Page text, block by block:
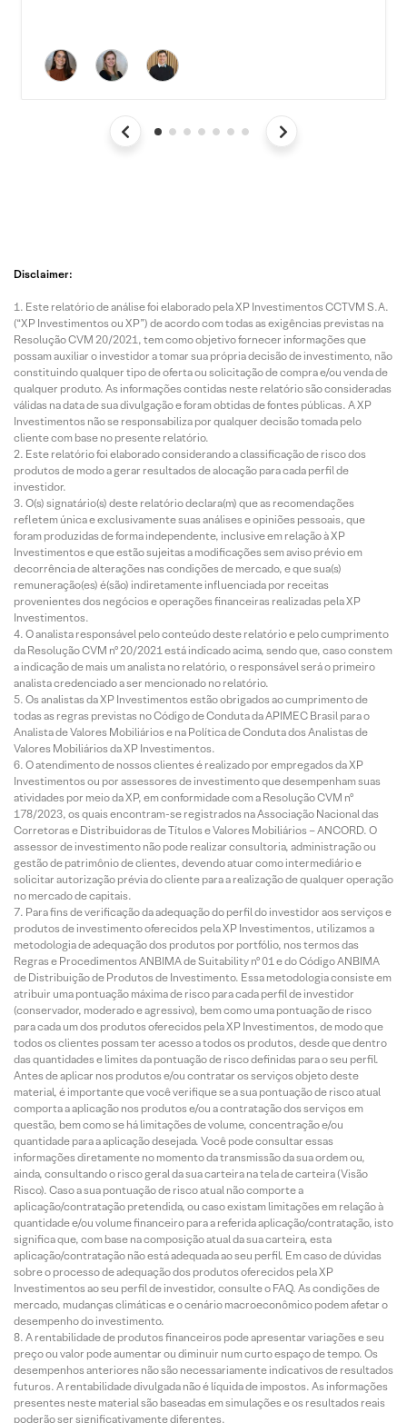
Disclaimer:
Este relatório de análise foi elaborado pela XP Investimentos CCTVM S.A.
(“XP Investimentos ou XP”) de acordo com todas as exigências previstas na
Resolução CVM 20/2021, tem como objetivo fornecer informações que
possam auxiliar o investidor a tomar sua própria decisão de investimento, não
constituindo qualquer tipo de oferta ou solicitação de compra e/ou venda de
qualquer produto. As informações contidas neste relatório são consideradas
válidas na data de sua divulgação e foram obtidas de fontes públicas. A XP
Investimentos não se responsabiliza por qualquer decisão tomada pelo
cliente com base no presente relatório.
Este relatório foi elaborado considerando a classificação de risco dos
produtos de modo a gerar resultados de alocação para cada perfil de
investidor.
O(s) signatário(s) deste relatório declara(m) que as recomendações
refletem única e exclusivamente suas análises e opiniões pessoais, que
foram produzidas de forma independente, inclusive em relação à XP
Investimentos e que estão sujeitas a modificações sem aviso prévio em
decorrência de alterações nas condições de mercado, e que sua(s)
remuneração(es) é(são) indiretamente influenciada por receitas
provenientes dos negócios e operações financeiras realizadas pela XP
Investimentos.
O analista responsável pelo conteúdo deste relatório e pelo cumprimento
da Resolução CVM nº 20/2021 está indicado acima, sendo que, caso constem
a indicação de mais um analista no relatório, o responsável será o primeiro
analista credenciado a ser mencionado no relatório.
Os analistas da XP Investimentos estão obrigados ao cumprimento de
todas as regras previstas no Código de Conduta da APIMEC Brasil para o
Analista de Valores Mobiliários e na Política de Conduta dos Analistas de
Valores Mobiliários da XP Investimentos.
O atendimento de nossos clientes é realizado por empregados da XP
Investimentos ou por assessores de investimento que desempenham suas
atividades por meio da XP, em conformidade com a Resolução CVM nº
178/2023, os quais encontram-se registrados na Associação Nacional das
Corretoras e Distribuidoras de Títulos e Valores Mobiliários – ANCORD. O
assessor de investimento não pode realizar consultoria, administração ou
gestão de patrimônio de clientes, devendo atuar como intermediário e
solicitar autorização prévia do cliente para a realização de qualquer operação
no mercado de capitais.
Para fins de verificação da adequação do perfil do investidor aos serviços e
produtos de investimento oferecidos pela XP Investimentos, utilizamos a
metodologia de adequação dos produtos por portfólio, nos termos das
Regras e Procedimentos ANBIMA de Suitability nº 01 e do Código ANBIMA
de Distribuição de Produtos de Investimento. Essa metodologia consiste em
atribuir uma pontuação máxima de risco para cada perfil de investidor
(conservador, moderado e agressivo), bem como uma pontuação de risco
para cada um dos produtos oferecidos pela XP Investimentos, de modo que
todos os clientes possam ter acesso a todos os produtos, desde que dentro
das quantidades e limites da pontuação de risco definidas para o seu perfil.
Antes de aplicar nos produtos e/ou contratar os serviços objeto deste
material, é importante que você verifique se a sua pontuação de risco atual
comporta a aplicação nos produtos e/ou a contratação dos serviços em
questão, bem como se há limitações de volume, concentração e/ou
quantidade para a aplicação desejada. Você pode consultar essas
informações diretamente no momento da transmissão da sua ordem ou,
ainda, consultando o risco geral da sua carteira na tela de carteira (Visão
Risco). Caso a sua pontuação de risco atual não comporte a
aplicação/contratação pretendida, ou caso existam limitações em relação à
quantidade e/ou volume financeiro para a referida aplicação/contratação, isto
significa que, com base na composição atual da sua carteira, esta
aplicação/contratação não está adequada ao seu perfil. Em caso de dúvidas
sobre o processo de adequação dos produtos oferecidos pela XP
Investimentos ao seu perfil de investidor, consulte o FAQ. As condições de
mercado, mudanças climáticas e o cenário macroeconômico podem afetar o
desempenho do investimento.
A rentabilidade de produtos financeiros pode apresentar variações e seu
preço ou valor pode aumentar ou diminuir num curto espaço de tempo. Os
desempenhos anteriores não são necessariamente indicativos de resultados
futuros. A rentabilidade divulgada não é líquida de impostos. As informações
presentes neste material são baseadas em simulações e os resultados reais
poderão ser significativamente diferentes.